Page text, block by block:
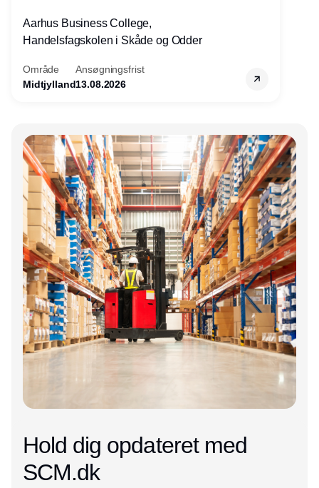
Aarhus Business College,
Handelsfagskolen i Skåde og Odder
Område
Midtjylland
Ansøgningsfrist
13.08.2026
Annonce
Hold dig opdateret med
SCM.dk